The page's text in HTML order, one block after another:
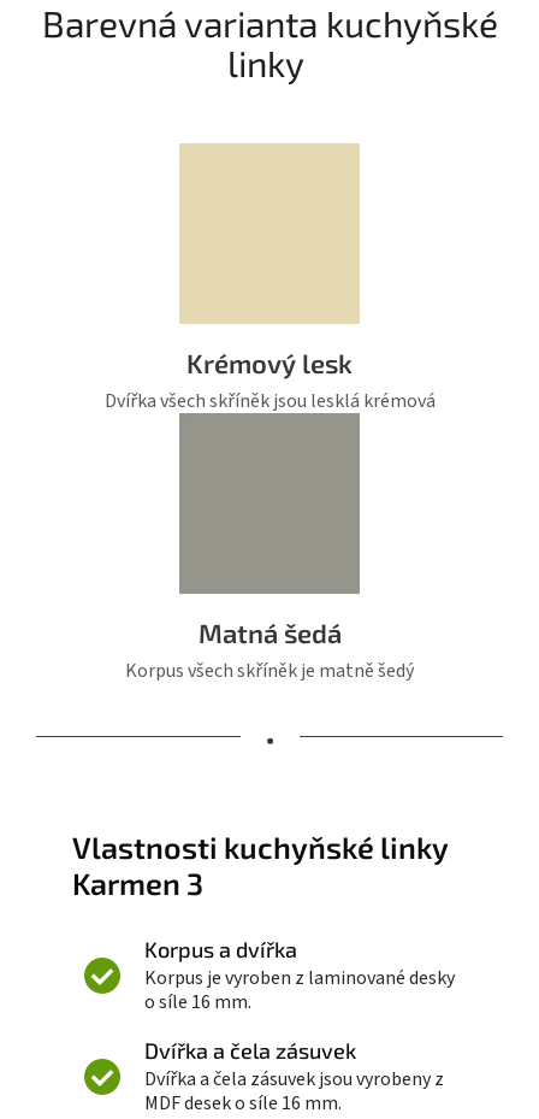
Barevná varianta kuchyňské
linky
Krémový lesk
Dvířka všech skříněk jsou lesklá krémová
Matná šedá
Korpus všech skříněk je matně šedý
•
Vlastnosti kuchyňské linky
Karmen 3
Korpus a dvířka
Korpus je vyroben z laminované desky
o síle 16 mm.
Dvířka a čela zásuvek
Dvířka a čela zásuvek jsou vyrobeny z
MDF desek o síle 16 mm.